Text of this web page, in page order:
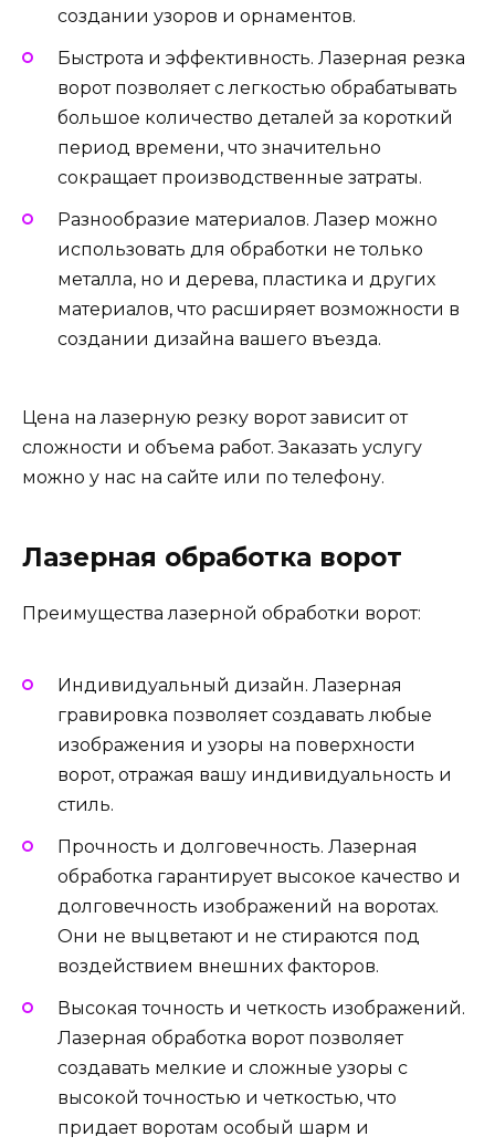
создании узоров и орнаментов.
Быстрота и эффективность. Лазерная резка
ворот позволяет с легкостью обрабатывать
большое количество деталей за короткий
период времени, что значительно
сокращает производственные затраты.
Разнообразие материалов. Лазер можно
использовать для обработки не только
металла, но и дерева, пластика и других
материалов, что расширяет возможности в
создании дизайна вашего въезда.
Цена на лазерную резку ворот зависит от
сложности и объема работ. Заказать услугу
можно у нас на сайте или по телефону.
Лазерная обработка ворот
Преимущества лазерной обработки ворот:
Индивидуальный дизайн. Лазерная
гравировка позволяет создавать любые
изображения и узоры на поверхности
ворот, отражая вашу индивидуальность и
стиль.
Прочность и долговечность. Лазерная
обработка гарантирует высокое качество и
долговечность изображений на воротах.
Они не выцветают и не стираются под
воздействием внешних факторов.
Высокая точность и четкость изображений.
Лазерная обработка ворот позволяет
создавать мелкие и сложные узоры с
высокой точностью и четкостью, что
придает воротам особый шарм и